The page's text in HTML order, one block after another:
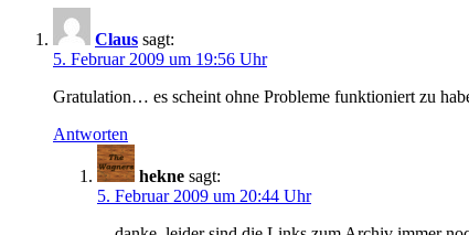
Claus sagt:
5. Februar 2009 um 19:56 Uhr
Gratulation… es scheint ohne Probleme funktioniert zu
Antworten
hekne sagt:
5. Februar 2009 um 20:44 Uhr